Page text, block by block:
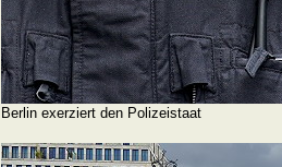
Berlin exerziert den Polizeistaat